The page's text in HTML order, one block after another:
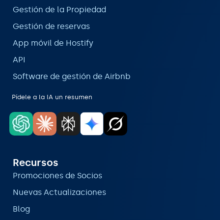
Gestión de la Propiedad
Gestión de reservas
App móvil de Hostify
API
Software de gestión de Airbnb
Pídele a la IA un resumen
Recursos
Promociones de Socios
Nuevas Actualizaciones
Blog